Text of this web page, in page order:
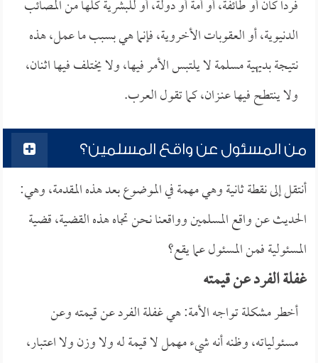
فرداً كان أو طائفة، أو أمة أو دولة، أو للبشرية كلها من المصائب
الدنيوية، أو العقوبات الأخروية، فإنما هي بسبب ما عمل، هذه
نتيجة بديهية مسلمة لا يلتبس الأمر فيها، ولا يختلف فيها اثنان،
ولا ينتطح فيها عنـزان، كما تقول العرب.
من المسئول عن واقع المسلمين؟
أنتقل إلى نقطة ثانية وهي مهمة في الموضوع بعد هذه المقدمة، وهي:
الحديث عن واقع المسلمين وواقعنا نحن تجاه هذه القضية، قضية
المسئولية فمن المسئول عما يقع؟
غفلة الفرد عن قيمته
أخطر مشكلة تواجه الأمة: هي غفلة الفرد عن قيمته وعن
مسئولياته، وظنه أنه شيء مهمل لا قيمة له ولا وزن ولا اعتبار،